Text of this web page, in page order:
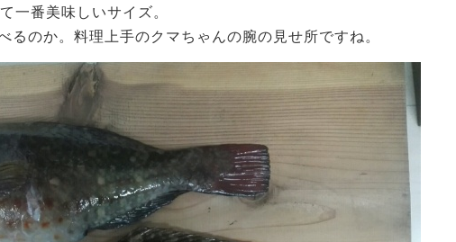
一番美味しいサイズ。
るのか。料理上手のクマちゃんの腕の見せ所ですね。